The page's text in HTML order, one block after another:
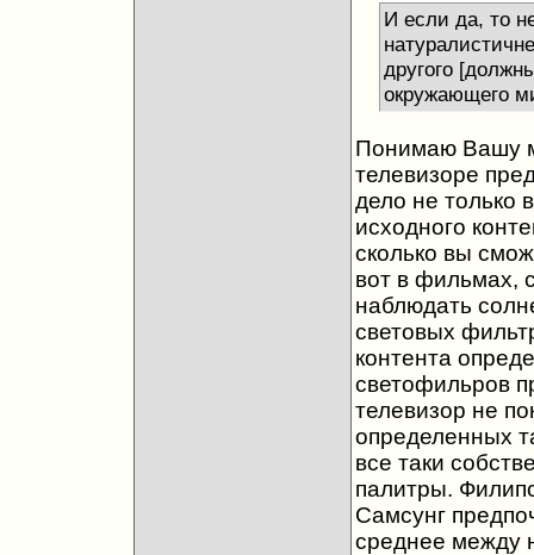
И если да, то
другого
окружающего
Понимаю Вашу
телевизоре
дело не только
исходного
сколько вы
вот в фильмах,
наблюдать
световых
контента
светофильров
телевизор не
определенных
все таки
палитры.
Самсунг
среднее между